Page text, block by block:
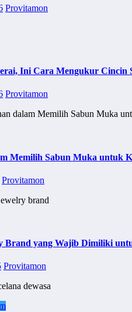
Provitamon
Ini Cara Mengukur Cincin
Provitamon
Memilih Sabun Muka untuk
Provitamon
Brand yang Wajib Dimiliki
Provitamon